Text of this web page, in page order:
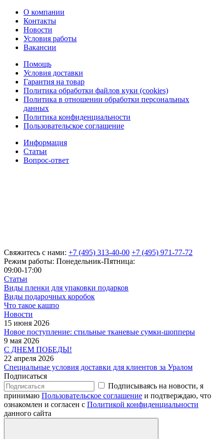
О компании
Контакты
Новости
Условия работы
Вакансии
Помощь
Условия доставки
Гарантия на товар
Политика обработки файлов куки (cookies)
Политика в отношении обработки персональных
данных
Политика конфиденциальности
Пользовательское соглашение
Информация
Статьи
Вопрос-ответ
Свяжитесь с нами: +7 (495) 313-40-00 +7 (495) 971-77-72
Режим работы: Понедельник-Пятница:
09:00-17:00
Статьи
Виды пленки для упаковки подарков
Виды подарочных коробок
Что такое кашпо
Новости
15 июня 2026
Новое поступление: стильные тканевые сумки-шопперы
9 мая 2026
С ДНЕМ ПОБЕДЫ!
22 апреля 2026
Специальные условия доставки для клиентов за Уралом
Подписаться
Подписываясь на новости, я
принимаю Пользовательское соглашение и подтверждаю, что
ознакомлен и согласен с Политикой конфиденциальности
данного сайта